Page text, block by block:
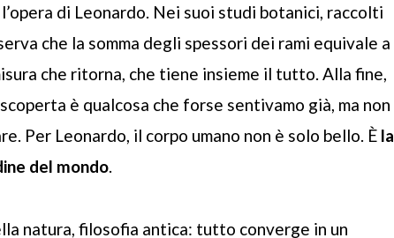
di Leonardo. Nei suoi studi botanici, raccolti
che la somma degli spessori dei rami equivale a
che ritorna, che tiene insieme il tutto. Alla fine,
è qualcosa che forse sentivamo già, ma non
Per Leonardo, il corpo umano non è solo bello. È la
del mondo.
natura, filosofia antica: tutto converge in un